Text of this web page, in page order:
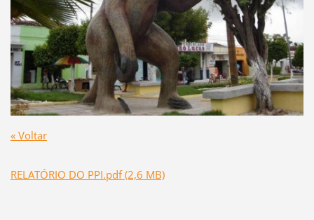
« Voltar
RELATÓRIO DO PPI.pdf (2,6 MB)